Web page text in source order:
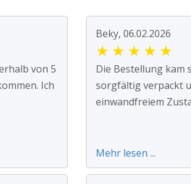
von 5
Ich
Beky, 06.02.2026
★ ★ ★ ★ ★
Die Bestellung kam
sorgfältig verpackt
einwandfreiem
Mehr lesen ...